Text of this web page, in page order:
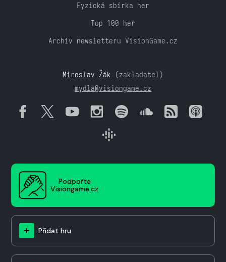
Fyzická sbírka her
Top 100 her
Archiv newsletteru VisionGame.cz
Miroslav Žák (zakladatel)
mydla@visiongame.cz
Podpořte
Visiongame.cz
Přidat hru